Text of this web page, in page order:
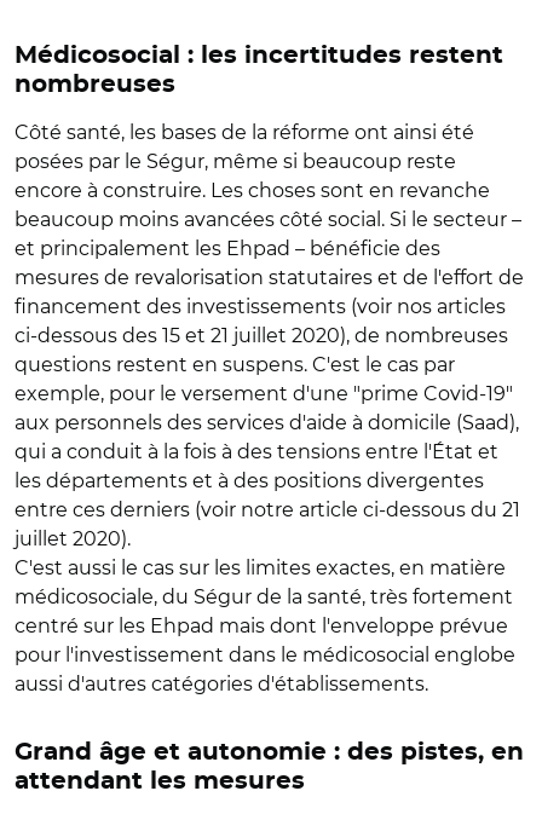
Médicosocial : les incertitudes restent
nombreuses
Côté santé, les bases de la réforme ont ainsi été
posées par le Ségur, même si beaucoup reste
encore à construire. Les choses sont en revanche
beaucoup moins avancées côté social. Si le secteur –
et principalement les Ehpad – bénéficie des
mesures de revalorisation statutaires et de l'effort de
financement des investissements (voir nos articles
ci-dessous des 15 et 21 juillet 2020), de nombreuses
questions restent en suspens. C'est le cas par
exemple, pour le versement d'une "prime Covid-19"
aux personnels des services d'aide à domicile (Saad),
qui a conduit à la fois à des tensions entre l'État et
les départements et à des positions divergentes
entre ces derniers (voir notre article ci-dessous du 21
juillet 2020).
C'est aussi le cas sur les limites exactes, en matière
médicosociale, du Ségur de la santé, très fortement
centré sur les Ehpad mais dont l'enveloppe prévue
pour l'investissement dans le médicosocial englobe
aussi d'autres catégories d'établissements.
Grand âge et autonomie : des pistes, en
attendant les mesures